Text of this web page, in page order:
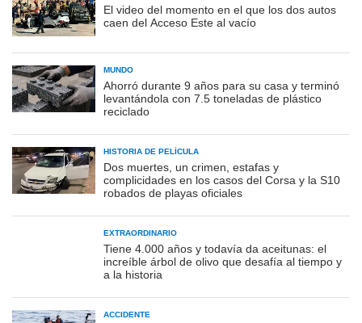
El video del momento en el que los dos autos
caen del Acceso Este al vacío
MUNDO
Ahorró durante 9 años para su casa y terminó
levantándola con 7.5 toneladas de plástico
reciclado
HISTORIA DE PELÍCULA
Dos muertes, un crimen, estafas y
complicidades en los casos del Corsa y la S10
robados de playas oficiales
EXTRAORDINARIO
Tiene 4.000 años y todavía da aceitunas: el
increíble árbol de olivo que desafía al tiempo y
a la historia
ACCIDENTE